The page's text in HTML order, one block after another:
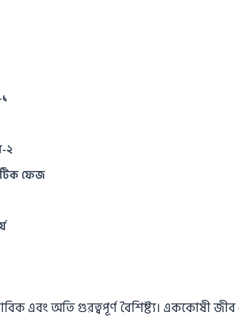
২
ফেজ
এবং অতি গুরত্বপূর্ণ বৈশিষ্ট্য। এককোষী